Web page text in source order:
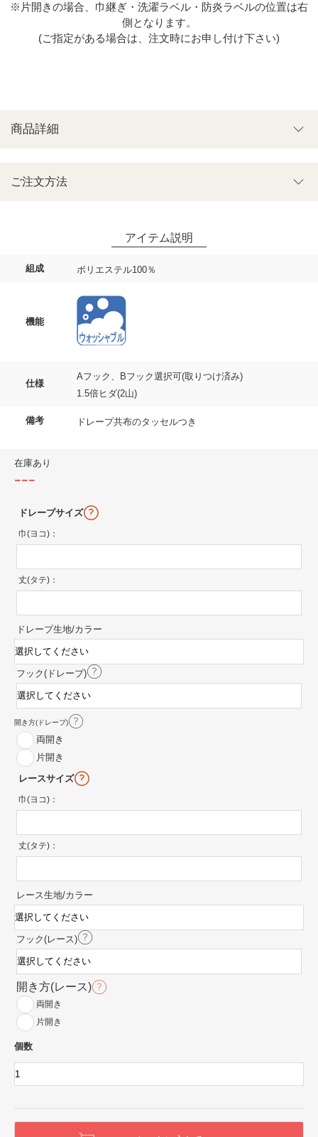
組成 ポリエステル100％
機能
仕様
Aフック、Bフック選択可(取りつけ済み)
1.5倍ヒダ(2山)
備考 ドレープ共布のタッセルつき
在庫あり
---
ドレープサイズ
巾(ヨコ)：
丈(タテ)：
ドレープ生地/カラー
フック(ドレープ)
開き方(ドレープ)
両開き
片開き
レースサイズ
巾(ヨコ)：
丈(タテ)：
レース生地/カラー
フック(レース)
開き方(レース)
両開き
片開き
個数
※片開きの場合、巾継ぎ・洗濯ラベル・防炎ラベルの位置は右
側となります。
(ご指定がある場合は、注文時にお申し付け下さい)
ご注文方法
商品詳細